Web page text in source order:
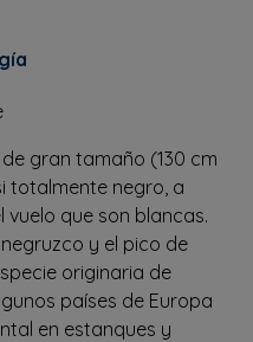
gran tamaño (130 cm
totalmente negro, a
vuelo que son blancas.
y el pico de
originaria de
países de Europa
en estanques y